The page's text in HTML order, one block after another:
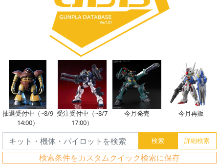
抽選受付中（~8/9
14:00）
受注受付中（~8/7
17:00）
今月発売 今月再販
検索条件をカスタムクイック検索に保存